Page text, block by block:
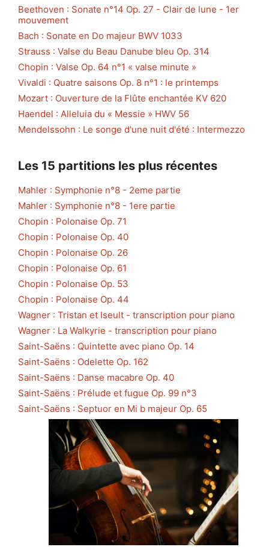
Beethoven : Sonate n°14 Op. 27 - Clair de lune - 1er
mouvement
Bach : Sonate en Do majeur BWV 1033
Strauss : Valse du Beau Danube bleu Op. 314
Chopin : Valse Op. 64 n°1 « valse minute »
Vivaldi : Quatre saisons Op. 8 n°1 : le printemps
Mozart : Ouverture de la Flûte enchantée KV 620
Haendel : Alleluia du « Messie » HWV 56
Mendelssohn : Le songe d'une nuit d'été : Intermezzo
Les 15 partitions les plus récentes
Mahler : Symphonie n°8 - 2eme partie
Mahler : Symphonie n°8 - 1ere partie
Chopin : Polonaise Op. 71
Chopin : Polonaise Op. 40
Chopin : Polonaise Op. 26
Chopin : Polonaise Op. 61
Chopin : Polonaise Op. 53
Chopin : Polonaise Op. 44
Wagner : Tristan et Iseult - transcription pour piano
Wagner : La Walkyrie - transcription pour piano
Saint-Saëns : Quintette avec piano Op. 14
Saint-Saëns : Odelette Op. 162
Saint-Saëns : Danse macabre Op. 40
Saint-Saëns : Prélude et fugue Op. 99 n°3
Saint-Saëns : Septuor en Mi b majeur Op. 65